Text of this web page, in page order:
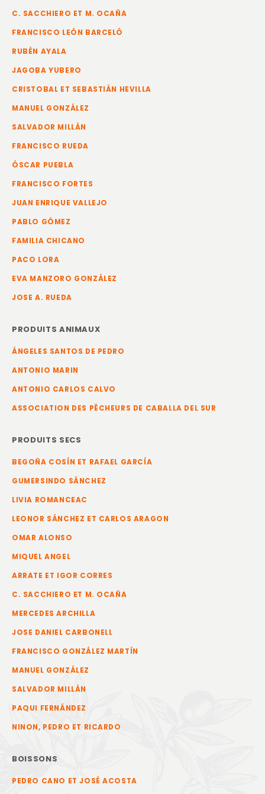
C. SACCHIERO ET M. OCAÑA
FRANCISCO LEÓN BARCELÓ
RUBÉN AYALA
JAGOBA YUBERO
CRISTOBAL ET SEBASTIÁN HEVILLA
MANUEL GONZÁLEZ
SALVADOR MILLÁN
FRANCISCO RUEDA
ÓSCAR PUEBLA
FRANCISCO FORTES
JUAN ENRIQUE VALLEJO
PABLO GÓMEZ
FAMILIA CHICANO
PACO LORA
EVA MANZORO GONZÁLEZ
JOSE A. RUEDA
PRODUITS ANIMAUX
ÁNGELES SANTOS DE PEDRO
ANTONIO MARIN
ANTONIO CARLOS CALVO
ASSOCIATION DES PÊCHEURS DE CABALLA DEL SUR
PRODUITS SECS
BEGOÑA COSÍN ET RAFAEL GARCÍA
GUMERSINDO SÁNCHEZ
LIVIA ROMANCEAC
LEONOR SÁNCHEZ ET CARLOS ARAGON
OMAR ALONSO
MIQUEL ANGEL
ARRATE ET IGOR CORRES
C. SACCHIERO ET M. OCAÑA
MERCEDES ARCHILLA
JOSE DANIEL CARBONELL
FRANCISCO GONZÁLEZ MARTÍN
MANUEL GONZÁLEZ
SALVADOR MILLÁN
PAQUI FERNÁNDEZ
NINON, PEDRO ET RICARDO
BOISSONS
PEDRO CANO ET JOSÉ ACOSTA